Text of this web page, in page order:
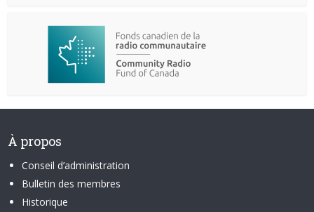
À propos
Conseil d’administration
Bulletin des membres
Historique